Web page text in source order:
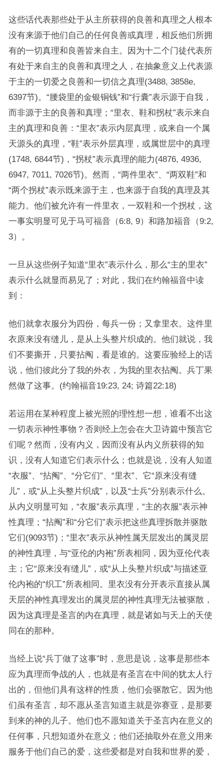
这些话代表那些处于从主所获得的良善和真理之人根本
没有来源于他们自己的任何良善或真理，相反他们所拥
有的一切真理和良善皆来自主。因为十二个门徒代表所
有处于来自主的良善和真理之人，在抽象意义上代表源
于主的一切爱之良善和一切信之真理(3488, 3858e,
6397节)。“腰袋里的金银铜钱”和“行囊”表示源于自我，
而非源于主的良善和真理；“里衣、鞋和拐杖”表示来自
主的真理和良善：“里衣”表示内层真理，或来自一个属
天源头的真理，“鞋”表示外层真理，或属世层中的真理
(1748, 6844节)，“拐杖”表示真理的能力(4876, 4936,
6947, 7011, 7026节)。然而，“两件里衣”、“两双鞋”和
“两个拐杖”表示既来源于主，也来源于自我的真理及其
能力。他们被允许有一件里衣，一双鞋和一个拐杖，这
一事实明显可见于马可福音（6:8, 9）和路加福音（9:2,
3）。
一旦从这些例子知道“里衣”表示什么，那么“主的里衣”
表示什么就显而易见了；对此，我们在约翰福音中读
到：
他们就拿衣服分为四份，每兵一份；又拿里衣。这件里
衣原来没有缝儿，是从上头整片织成的。他们就说，我
们不要撕开，只要拈阄，看是谁的。这要应验经上的话
说，他们彼此分了我的外衣，为我的里衣拈阄。兵丁果
然做了这事。(约翰福音19:23, 24; 诗篇22:18)
若运用在某种程度上被光照的理性想一想，谁看不出这
一切表示神性事物？否则经上怎会在大卫诗篇中预言它
们呢？然而，没有内义，因而没有从内义所获得的知
识，没有人知道它们表示什么；也就是说，没有人知道
“衣服”、“拈阄”、“分它们”、“里衣”、它“原来没有缝
儿”，或“从上头整片织成”，以及“士兵”分别表示什么。
从内义明显可知，“衣服”表示真理，“主的衣服”表示神
性真理；“拈阄”和“分它们”表示把这些真理拆散并驱散
它们(9093节)；“里衣”表示从神性属天层发出的属灵层
的神性真理，与“亚伦的内袍”所表相同，因为亚伦代表
主；它“原来没有缝儿”，或“从上头整片织成”与描述亚
伦内袍的“织工”所表相同。里衣没有分开表示直接从属
天层的神性真理发出的属灵层的神性真理无法被驱散，
因为这真理是圣言的内在真理，就是诸如与天上的天使
同在的那种。
当经上说“兵丁做了这事”时，意思是说，这事是那些本
应为真理而争战的人，也就是有圣言在中间的犹太人行
出的，但他们具有这样的性质，他们会驱散它。因为他
们虽有圣言，却不愿从圣言知道主就是弥赛亚，是那要
到来的神的儿子。他们也不愿知道关于圣言内在意义的
任何事，只想知道外在意义；他们还抽取外在意义用来
服务于他们自己的爱，这些爱都是对自我和世界的爱，